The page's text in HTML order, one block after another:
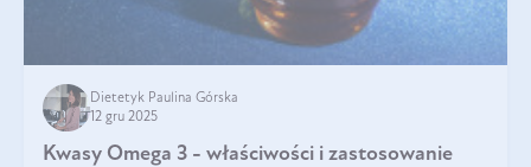
Dietetyk Paulina Górska
12 gru 2025
Kwasy Omega 3 - właściwości i zastosowanie